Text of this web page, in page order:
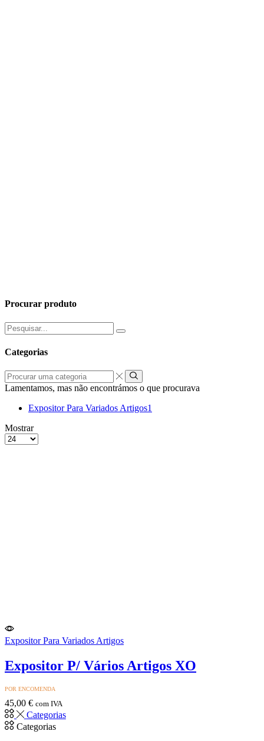
Procurar produto
Pesquisar
por:
Categorias
Procurar
uma
categoria
Lamentamos, mas não encontrámos o que procurava
Expositor Para Variados Artigos1
grelha
de
Lista
Mostrar
Produtos
Expositor Para Variados Artigos
Expositor P/ Vários Artigos XO
POR ENCOMENDA
45,00 € com IVA
Categorias
Categorias